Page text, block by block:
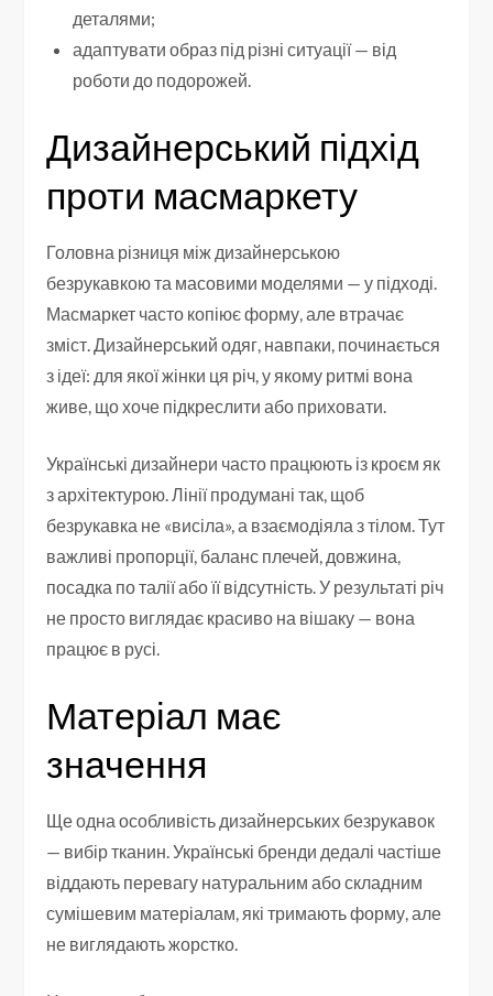
деталями;
адаптувати образ під різні ситуації — від
роботи до подорожей.
Дизайнерський підхід
проти масмаркету
Головна різниця між дизайнерською
безрукавкою та масовими моделями — у підході.
Масмаркет часто копіює форму, але втрачає
зміст. Дизайнерський одяг, навпаки, починається
з ідеї: для якої жінки ця річ, у якому ритмі вона
живе, що хоче підкреслити або приховати.
Українські дизайнери часто працюють із кроєм як
з архітектурою. Лінії продумані так, щоб
безрукавка не «висіла», а взаємодіяла з тілом. Тут
важливі пропорції, баланс плечей, довжина,
посадка по талії або її відсутність. У результаті річ
не просто виглядає красиво на вішаку — вона
працює в русі.
Матеріал має
значення
Ще одна особливість дизайнерських безрукавок
— вибір тканин. Українські бренди дедалі частіше
віддають перевагу натуральним або складним
сумішевим матеріалам, які тримають форму, але
не виглядають жорстко.